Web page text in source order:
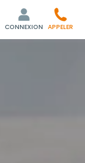
CONNEXION APPELER